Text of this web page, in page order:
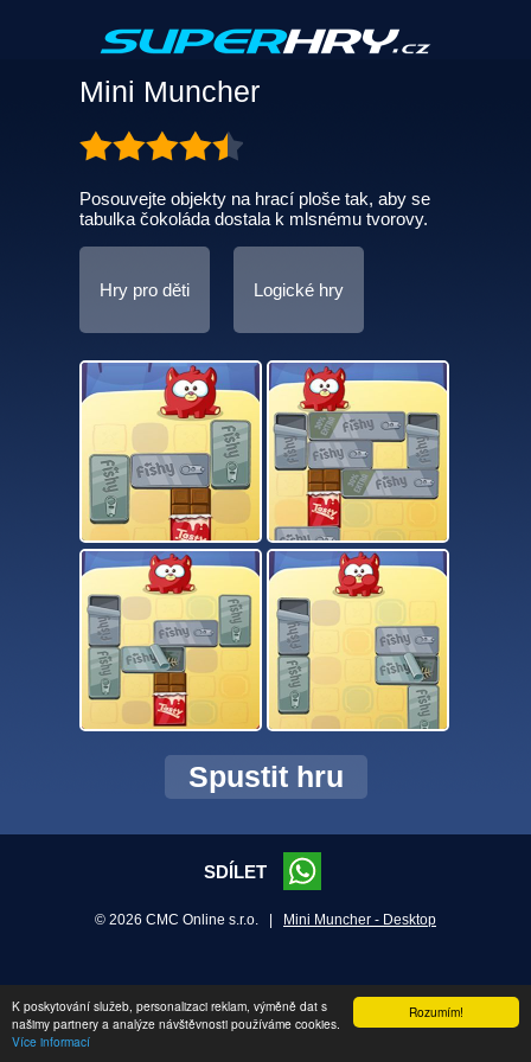
Rozumím!
K poskytování služeb, personalizaci reklam, výměně dat s
našimy partnery a analýze návštěvnosti používáme cookies.
Více informací
Mini Muncher
Posouvejte objekty na hrací ploše tak, aby se
tabulka čokoláda dostala k mlsnému tvorovy.
Hry pro děti Logické hry
Spustit hru
SDÍLET
© 2026 CMC Online s.r.o. | Mini Muncher - Desktop